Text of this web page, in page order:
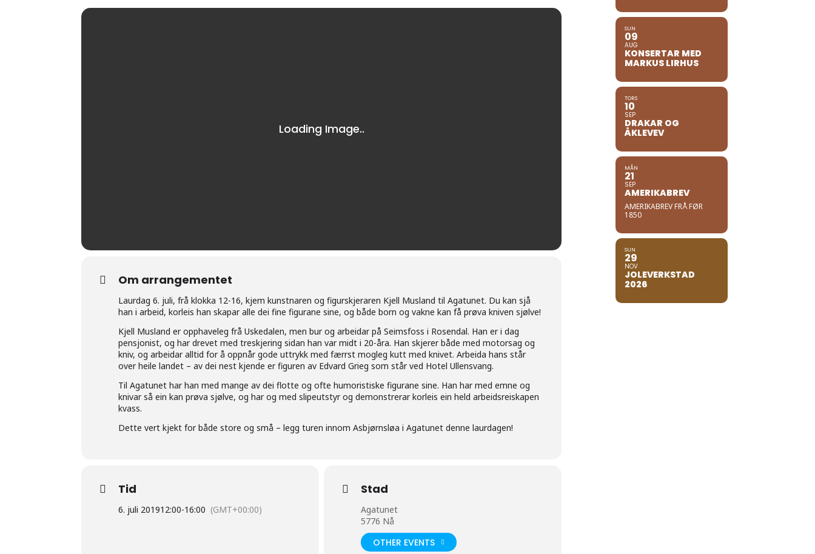
Om arrangementet
Laurdag 6. juli, frå klokka 12-16, kjem kunstnaren og figurskjeraren Kjell Musland til Agatunet. Du kan sjå
han i arbeid, korleis han skapar alle dei fine figurane sine, og både born og vakne kan få prøva kniven sjølve!
Kjell Musland er opphaveleg frå Uskedalen, men bur og arbeidar på Seimsfoss i Rosendal. Han er i dag
pensjonist, og har drevet med treskjering sidan han var midt i 20-åra. Han skjerer både med motorsag og
kniv, og arbeidar alltid for å oppnår gode uttrykk med færrst mogleg kutt med knivet. Arbeida hans står
over heile landet – av dei nest kjende er figuren av Edvard Grieg som står ved Hotel Ullensvang.
Til Agatunet har han med mange av dei flotte og ofte humoristiske figurane sine. Han har med emne og
knivar så ein kan prøva sjølve, og har og med slipeutstyr og demonstrerar korleis ein held arbeidsreiskapen
kvass.
Dette vert kjekt for både store og små – legg turen innom Asbjørnsløa i Agatunet denne laurdagen!
Tid
6. juli 201912:00-16:00 (GMT+00:00)
Stad
Agatunet
5776 Nå
OTHER EVENTS
SUN
09
AUG
KONSERTAR MED
MARKUS LIRHUS
TORS
10
SEP
DRAKAR OG
ÅKLEVEV
MÅN
21
SEP
AMERIKABREV
AMERIKABREV FRÅ FØR
1850
SUN
29
NOV
JOLEVERKSTAD
2026